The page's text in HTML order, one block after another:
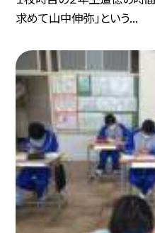
求めて山中伸弥」という...